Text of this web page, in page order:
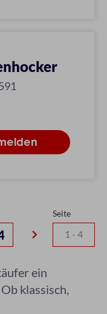
keyboard_arrow_right
Seite
ein
klassisch,